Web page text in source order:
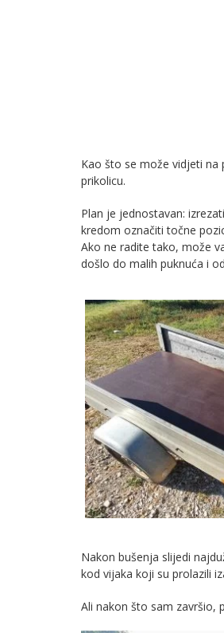
Kao što se može vidjeti na
prikolicu.
Plan je jednostavan:
kredom označiti točne
Ako ne radite tako, može
došlo do malih puknuća i
Nakon bušenja slijedi
kod vijaka koji su prolazili
Ali nakon što sam završio,